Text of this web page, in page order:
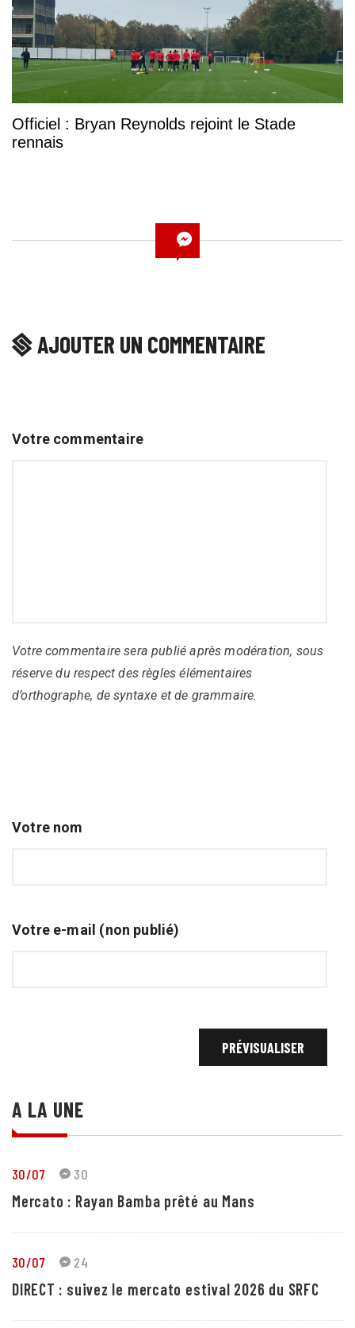
Officiel : Bryan Reynolds rejoint le Stade
rennais
AJOUTER UN COMMENTAIRE
Votre commentaire
Votre commentaire sera publié après modération, sous
réserve du respect des règles élémentaires
d’orthographe, de syntaxe et de grammaire.
Votre nom
Votre e-mail (non publié)
A LA UNE
30/07 30
Mercato : Rayan Bamba prêté au Mans
30/07 24
DIRECT : suivez le mercato estival 2026 du SRFC